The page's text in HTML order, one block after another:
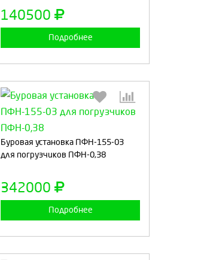
140500
Подробнее
Буровая установка ПФН-155-03
для погрузчиков ПФН-0,38
342000
Подробнее
Выберите количество:
Продолжить